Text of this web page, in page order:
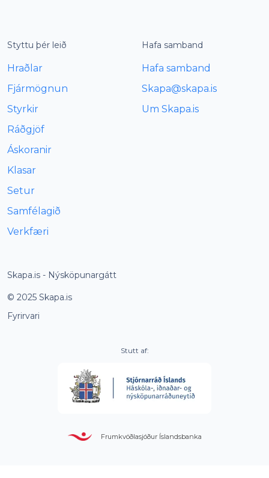
Styttu þér leið
Hraðlar
Fjármögnun
Styrkir
Ráðgjöf
Áskoranir
Klasar
Setur
Samfélagið
Verkfæri
Hafa samband
Hafa samband
Skapa@skapa.is
Um Skapa.is
Skapa.is - Nýsköpunargátt
© 2025 Skapa.is
Fyrirvari
Stutt af:
Frumkvöðlasjóður Íslandsbanka